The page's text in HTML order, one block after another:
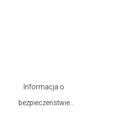
Informacja o
bezpieczeństwie